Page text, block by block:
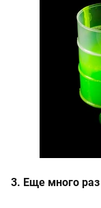
3. Еще много раз